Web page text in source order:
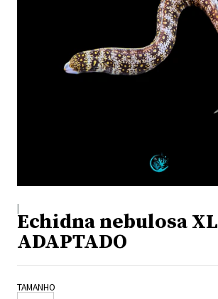
|
Echidna nebulosa XL
ADAPTADO
TAMANHO